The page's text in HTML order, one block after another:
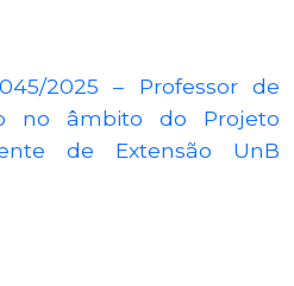
2025 – Professor de
no âmbito do Projeto
de Extensão UnB